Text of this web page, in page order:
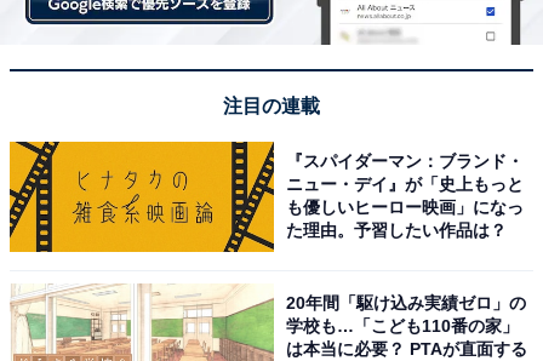
心に、オールジャンルで執筆中のライター。時々、店舗
次ページ
4位までの全ランキング結果を見
る
注目の連載
『スパイダーマン：ブランド・
ニュー・デイ』が「史上もっと
も優しいヒーロー映画」になっ
た理由。予習したい作品は？
20年間「駆け込み実績ゼロ」の
学校も…「こども110番の家」
は本当に必要？ PTAが直面する